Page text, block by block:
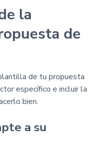
la
de
de tu propuesta
específico e incluir la
bien.
a su